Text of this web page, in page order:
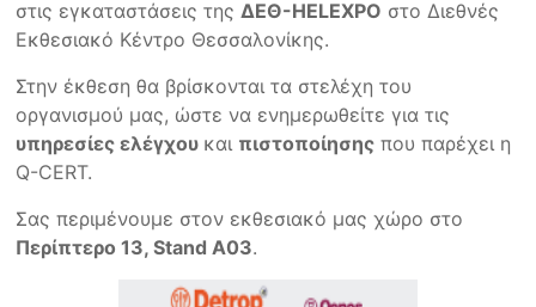
στις εγκαταστάσεις τηςΔΕΘ-HELEXPO στο Διεθνές
Εκθεσιακό Κέντρο Θεσσαλονίκης.
Στην έκθεση θα βρίσκονται τα στελέχη του
οργανισμού μας, ώστε να ενημερωθείτε για τις
υπηρεσίες ελέγχου και πιστοποίησης που παρέχει η
Q-CERT.
Σας περιμένουμε στον εκθεσιακό μας χώρο στο
Περίπτερο 13, Stand Α03.